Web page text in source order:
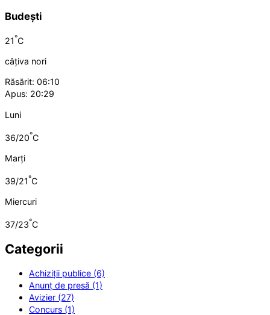
Budești
21°C
câțiva nori
Răsărit: 06:10
Apus: 20:29
Luni
36/20°C
Marți
39/21°C
Miercuri
37/23°C
Categorii
Achiziții publice (6)
Anunț de presă (1)
Avizier (27)
Concurs (1)